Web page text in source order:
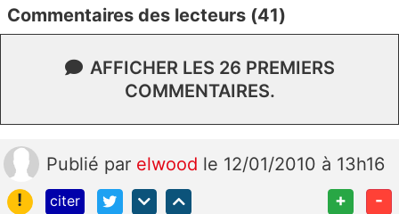
Commentaires des lecteurs (41)
AFFICHER LES 26 PREMIERS
COMMENTAIRES.
Publié par elwood le 12/01/2010 à 13h16
!
citer + -